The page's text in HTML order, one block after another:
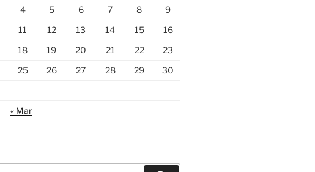
4 5 6 7 8
9
11 12 13 14 15
16
18 19 20 21 22
23
25 26 27 28 29
30
« Mar